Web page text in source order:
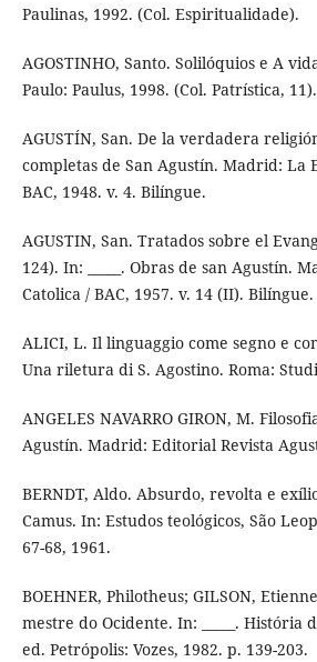
Paulinas, 1992. (Col. Espiritualidade).
AGOSTINHO, Santo. Solilóquios e A
Paulo: Paulus, 1998. (Col. Patrística, 11).
AGUSTÍN, San. De la verdadera
completas de San Agustín. Madrid: La
BAC, 1948. v. 4. Bilíngue.
AGUSTIN, San. Tratados sobre el
124). In: _____. Obras de san Agustín.
Catolica / BAC, 1957. v. 14 (II). Bilíngue.
ALICI, L. Il linguaggio come segno e
Una riletura di S. Agostino. Roma:
ANGELES NAVARRO GIRON, M.
Agustín. Madrid: Editorial Revista
BERNDT, Aldo. Absurdo, revolta e
Camus. In: Estudos teológicos, São
67-68, 1961.
BOEHNER, Philotheus; GILSON,
mestre do Ocidente. In: _____. História
ed. Petrópolis: Vozes, 1982. p. 139-203.